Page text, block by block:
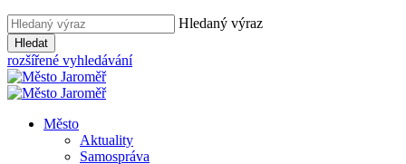
Hledaný výraz
Hledat
rozšířené vyhledávání
Město
Aktuality
Samospráva